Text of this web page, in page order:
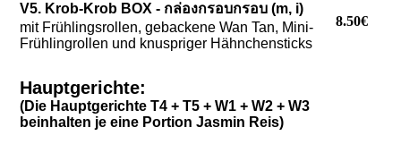
V5. Krob-Krob BOX - กล่องกรอบกรอบ (m, i)
mit Frühlingsrollen, gebackene Wan Tan, Mini-
Frühlingrollen und knuspriger Hähnchensticks
8.50€
Hauptgerichte:
(Die Hauptgerichte T4 + T5 + W1 + W2 + W3
beinhalten je eine Portion Jasmin Reis)